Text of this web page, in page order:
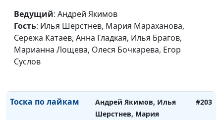
Ведущий: Андрей Якимов
Гость: Илья Шерстнев, Мария Мараханова,
Сережа Катаев, Анна Гладкая, Илья Брагов,
Марианна Лощева, Олеся Бочкарева, Егор
Суслов
Убийственная
регулярность
Андрей Якимов, Илья
Шерстнев, Мария
Мараханова, Андрей
Карганов, Анна Гладкая,
Елена Солдатова, Татьяна
Тоска по лайкам
Андрей Якимов, Илья
Шерстнев, Мария
#203